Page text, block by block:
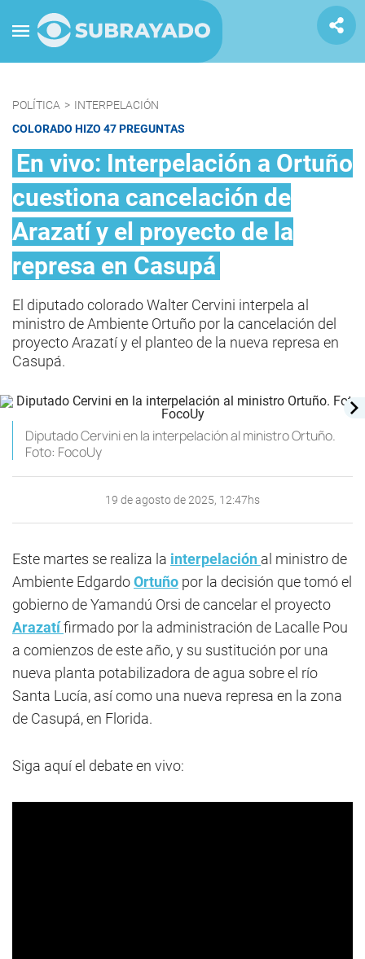
POLÍTICA > INTERPELACIÓN
COLORADO HIZO 47 PREGUNTAS
En vivo: Interpelación a Ortuño
cuestiona cancelación de
Arazatí y el proyecto de la
represa en Casupá
El diputado colorado Walter Cervini interpela al
ministro de Ambiente Ortuño por la cancelación del
proyecto Arazatí y el planteo de la nueva represa en
Casupá.
Diputado Cervini en la interpelación al ministro Ortuño.
Foto: FocoUy
19 de agosto de 2025, 12:47hs
Este martes se realiza la interpelación al ministro de
Ambiente EdgardoOrtuño por la decisión que tomó el
gobierno de Yamandú Orsi de cancelar el proyecto
Arazatífirmado por la administración de Lacalle Pou
a comienzos de este año, y su sustitución por una
nueva planta potabilizadora de agua sobre el río
Santa Lucía, así como una nueva represa en la zona
de Casupá, en Florida.
Siga aquí el debate en vivo: